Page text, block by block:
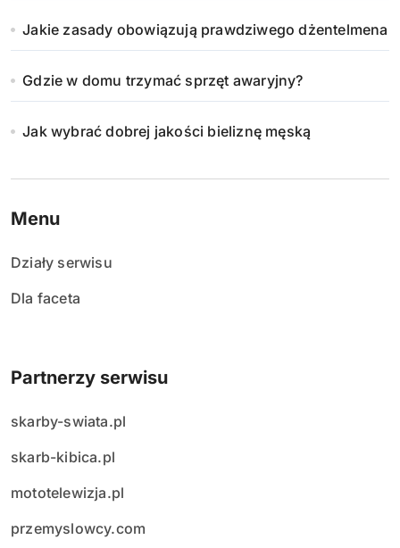
Jakie zasady obowiązują prawdziwego dżentelmena
Gdzie w domu trzymać sprzęt awaryjny?
Jak wybrać dobrej jakości bieliznę męską
Menu
Działy serwisu
Dla faceta
Partnerzy serwisu
skarby-swiata.pl
skarb-kibica.pl
mototelewizja.pl
przemyslowcy.com